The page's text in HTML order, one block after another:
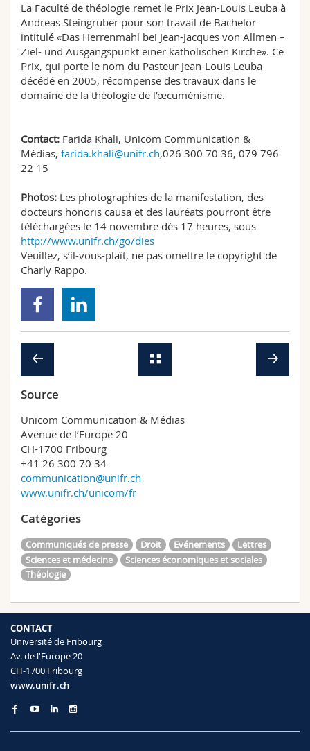
La Faculté de théologie remet le Prix Jean-Louis Leuba à
Andreas Steingruber pour son travail de Bachelor
intitulé «Das Herrenmahl bei Jean-Jacques von Allmen –
Ziel- und Ausgangspunkt einer katholischen Kirche». Ce
Prix, qui porte le nom du Pasteur Jean-Louis Leuba
décédé en 2005, récompense des travaux dans le
domaine de la théologie de l’œcuménisme.
Contact: Farida Khali, Unicom Communication &
Médias, farida.khali@unifr.ch,026 300 70 36, 079 796
22 15
Photos: Les photographies de la manifestation, des
docteurs honoris causa et des lauréats pourront être
téléchargées le 14 novembre dès 17 heures, sous
http://www.unifr.ch/go/dies
Veuillez, s’il-vous-plaît, ne pas omettre le copyright de
Charly Rappo.
Source
Unicom Communication & Médias
Avenue de l’Europe 20
CH-1700 Fribourg
+41 26 300 70 34
communication@unifr.ch
www.unifr.ch/unicom/fr
Catégories
Communiqués de presse Droit Evénements
Lettres
Sciences et médecine
Sciences économiques et sociales
Théologie
CONTACT
Université de Fribourg
Av. de l'Europe 20
CH-1700 Fribourg
www.unifr.ch